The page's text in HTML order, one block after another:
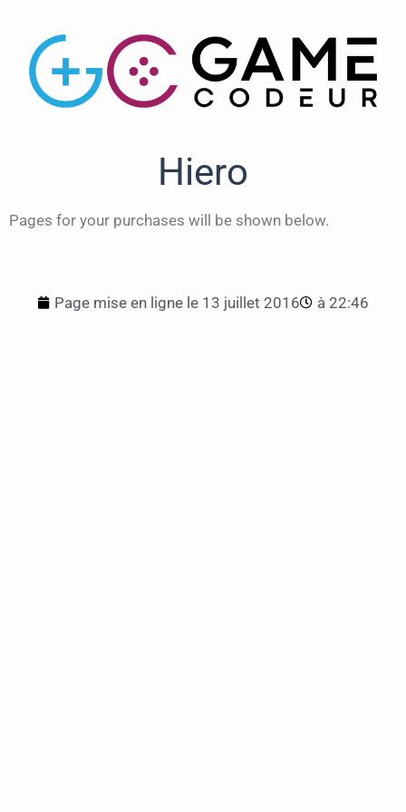
Hiero
Pages for your purchases will be shown below.
Page mise en ligne le 13 juillet 2016 à 22:46